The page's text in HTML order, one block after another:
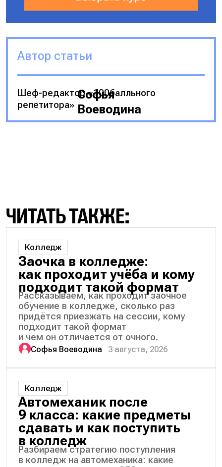
Автор статьи
Софья
Воеводина
Шеф-редактор «100балльного
репетитора»
ЧИТАТЬ ТАКЖЕ:
Колледж
Заочка в колледже:
как проходит учёба и кому
подходит такой формат
Рассказываем, как проходит заочное
обучение в колледже, сколько раз
придётся приезжать на сессии, кому
подходит такой формат
и чем он отличается от очного.
Софья Воеводина 3 августа, 2026
Колледж
Автомеханик после
9 класса: какие предметы
сдавать и как поступить
в колледж
Разбираем стратегию поступления
в колледж на автомеханика: какие